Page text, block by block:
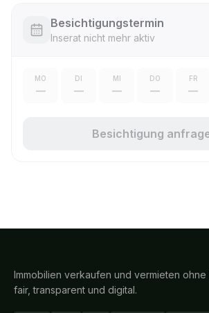
Besichtigungstermin
Inserat nicht mehr aktiv
MO
—
DI
—
MI
—
DO
—
FR
—
Besichtigung
Immobilien verkaufen und vermieten
fair, transparent und digital.